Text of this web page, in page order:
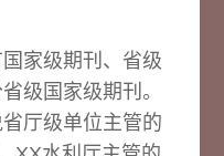
家级期刊、省级
级国家级期刊。
厅级单位主管的